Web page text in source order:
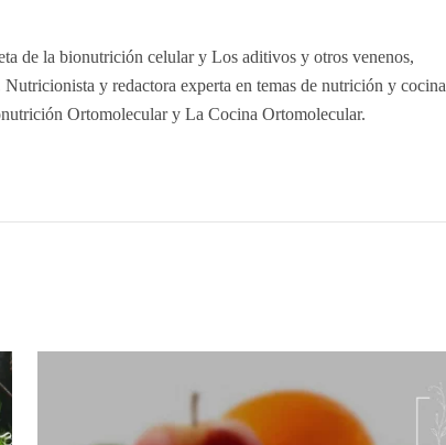
de la bionutrición celular y Los aditivos y otros venenos,
Nutricionista y redactora experta en temas de nutrición y cocina
Ortomolecular y La Cocina Ortomolecular.